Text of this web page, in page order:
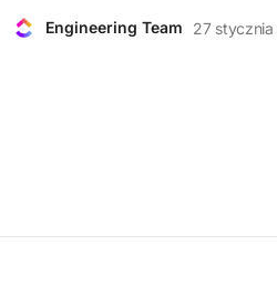
Engineering Team 27